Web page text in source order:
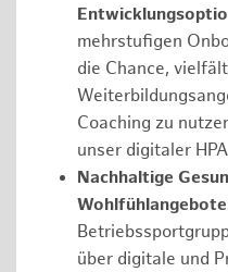
mehrstufigen
die Chance,
Coaching zu
unser digitaler
Nachhaltige
über digitale und